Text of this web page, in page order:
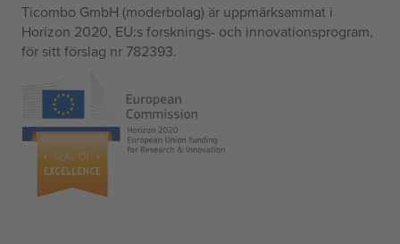
Ticombo GmbH (moderbolag) är uppmärksammat i
Horizon 2020, EU:s forsknings- och innovationsprogram,
för sitt förslag nr 782393.